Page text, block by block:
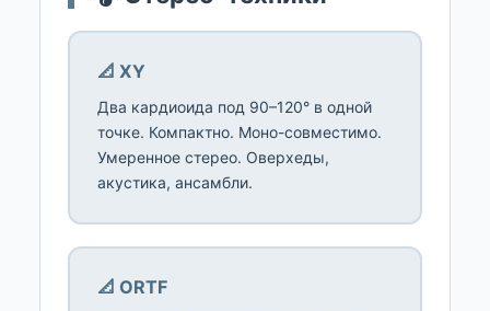
📐 XY
Два кардиоида под 90–120° в одной
точке. Компактно. Моно-совместимо.
Умеренное стерео. Оверхеды,
акустика, ансамбли.
📐 ORTF